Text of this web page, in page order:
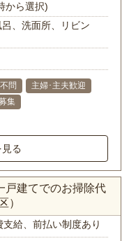
から選択)
、洗面所、リビン
問
主婦･主夫歓迎
集
る
戸建てでのお掃除代
）
支給、前払い制度あり